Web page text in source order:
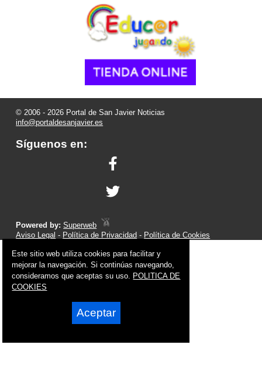
© 2006 - 2026 Portal de San Javier Noticias
info@portaldesanjavier.es
Síguenos en:
Powered by:Superweb
Aviso Legal - Política de Privacidad - Política de Cookies
Este sitio web utiliza cookies para facilitar y
mejorar la navegación. Si continúas navegando,
consideramos que aceptas su uso. POLITICA DE
COOKIES
Aceptar